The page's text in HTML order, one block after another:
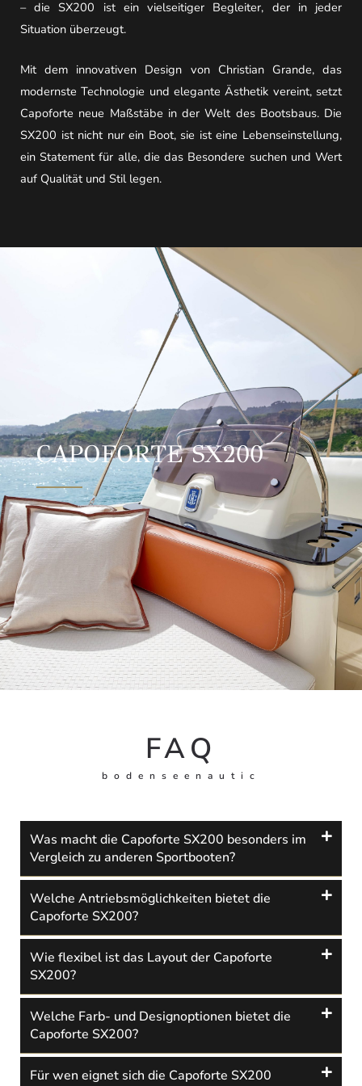
– die SX200 ist ein vielseitiger Begleiter, der in jeder
Situation überzeugt.
Mit dem innovativen Design von Christian Grande, das
modernste Technologie und elegante Ästhetik vereint, setzt
Capoforte neue Maßstäbe in der Welt des Bootsbaus. Die
SX200 ist nicht nur ein Boot, sie ist eine Lebenseinstellung,
ein Statement für alle, die das Besondere suchen und Wert
auf Qualität und Stil legen.
CAPOFORTE SX200
FAQ
bodenseenautic
Was macht die Capoforte SX200 besonders im
Vergleich zu anderen Sportbooten?
Welche Antriebsmöglichkeiten bietet die
Capoforte SX200?
Wie flexibel ist das Layout der Capoforte
SX200?
Welche Farb- und Designoptionen bietet die
Capoforte SX200?
Für wen eignet sich die Capoforte SX200